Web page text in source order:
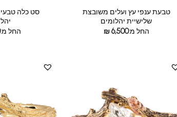
טבעת ענפי עץ ועלים משובצת
שלישיית יהלומים
החל מ:
₪6,500
סט כלה
החל מ: